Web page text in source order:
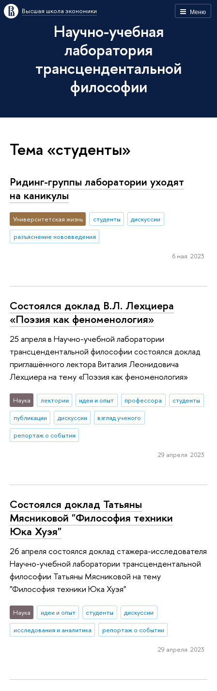
Меню
Высшая школа экономики
Научно-учебная
лаборатория
трансцендентальной
философии
Тема «студенты»
Ридинг-группы лаборатории уходят
на каникулы
Университетская жизнь студенты
дискуссии
разъяснение нововведения
6 мая 2023
Состоялся доклад В.Л. Лехциера
«Поэзия как феноменология»
25 апреля в Научно-учебной лаборатории
трансцендентальной философии состоялся доклад
приглашённого лектора Виталия Леонидовича
Лехциера на тему «Поэзия как феноменология»
Наука лектории идеи и опыт профессора
студенты
публикации
дискуссии
взгляд ученого
репортаж о событии
29 апреля 2023
Состоялся доклад Татьяны
Мясниковой "Философия техники
Юка Хуэя"
26 апреля состоялся доклад стажера-исследователя
Научно-учебной лаборатории трансцендентальной
философии Татьяны Мясниковой на тему
"Философия техники Юка Хуэя"
Наука идеи и опыт студенты
дискуссии
исследования и аналитика
репортаж о событии
29 апреля 2023